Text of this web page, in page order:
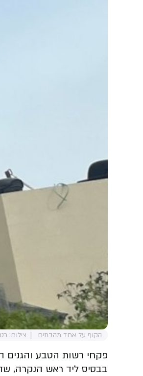
הקוף על אחד מהבתים צילום:
בבסיס ליד ראש הנקרה,